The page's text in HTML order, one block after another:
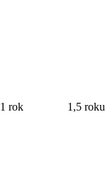
1 rok 1,5 roku